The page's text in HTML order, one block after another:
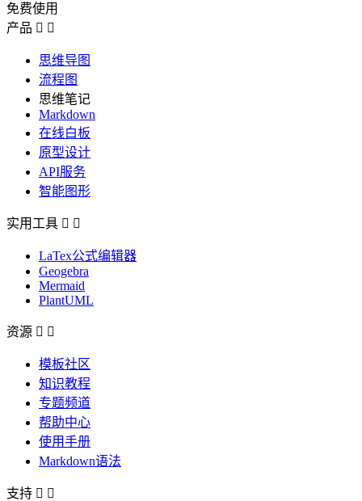
免费使用
产品  
思维导图
流程图
思维笔记
Markdown
在线白板
原型设计
API服务
智能图形
实用工具  
LaTex公式编辑器
Geogebra
Mermaid
PlantUML
资源  
模板社区
知识教程
专题频道
帮助中心
使用手册
Markdown语法
支持  